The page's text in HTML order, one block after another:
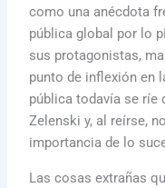
como una anécdota
pública global por lo
sus protagonistas,
punto de inflexión en
pública todavía se ríe
Zelenski y, al reírse,
importancia de lo
Las cosas extrañas